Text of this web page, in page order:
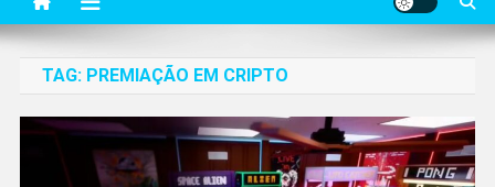
TAG: PREMIAÇÃO EM CRIPTO